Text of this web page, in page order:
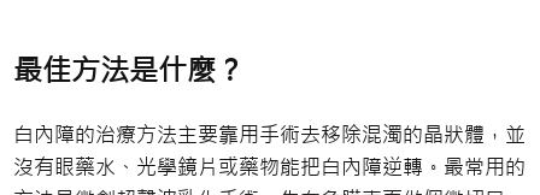
最佳方法是什麼？
白內障的治療方法主要靠用手術去移除混濁的晶狀體，並
沒有眼藥水、光學鏡片或藥物能把白內障逆轉。最常用的